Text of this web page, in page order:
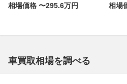
相場価格 〜295.6万円 相場
車買取相場を調べる